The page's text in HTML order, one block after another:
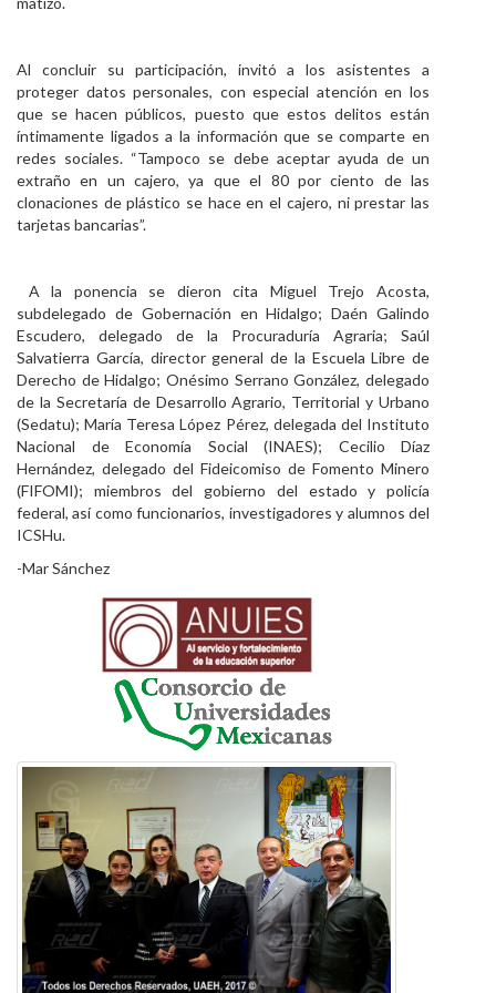
Al concluir su participación, invitó a los asistentes a
proteger datos personales, con especial atención en los
que se hacen públicos, puesto que estos delitos están
íntimamente ligados a la información que se comparte en
redes sociales. “Tampoco se debe aceptar ayuda de un
extraño en un cajero, ya que el 80 por ciento de las
clonaciones de plástico se hace en el cajero, ni prestar las
tarjetas bancarias”.
A la ponencia se dieron cita Miguel Trejo Acosta,
subdelegado de Gobernación en Hidalgo; Daén Galindo
Escudero, delegado de la Procuraduría Agraria; Saúl
Salvatierra García, director general de la Escuela Libre de
Derecho de Hidalgo; Onésimo Serrano González, delegado
de la Secretaría de Desarrollo Agrario, Territorial y Urbano
(Sedatu); María Teresa López Pérez, delegada del Instituto
Nacional de Economía Social (INAES); Cecilio Díaz
Hernández, delegado del Fideicomiso de Fomento Minero
(FIFOMI); miembros del gobierno del estado y policía
federal, así como funcionarios, investigadores y alumnos del
ICSHu.
-Mar Sánchez